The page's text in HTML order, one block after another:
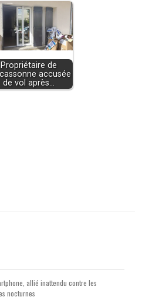
Propriétaire de
accusée
de vol après…
allié inattendu contre les
nocturnes